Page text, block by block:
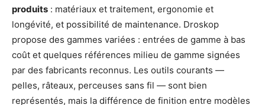
produits : matériaux et traitement, ergonomie et
longévité, et possibilité de maintenance. Droskop
propose des gammes variées : entrées de gamme à bas
coût et quelques références milieu de gamme signées
par des fabricants reconnus. Les outils courants —
pelles, râteaux, perceuses sans fil — sont bien
représentés, mais la différence de finition entre modèles